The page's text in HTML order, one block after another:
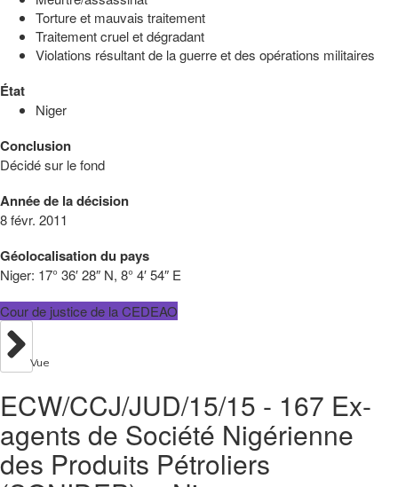
Torture et mauvais traitement
Traitement cruel et dégradant
Violations résultant de la guerre et des opérations militaires
État
Niger
Conclusion
Décidé sur le fond
Année de la décision
8 févr. 2011
Géolocalisation du pays
Niger: 17° 36′ 28″ N, 8° 4′ 54″ E
Cour de justice de la CEDEAO
Vue
ECW/CCJ/JUD/15/15 - 167 Ex-
agents de Société Nigérienne
des Produits Pétroliers